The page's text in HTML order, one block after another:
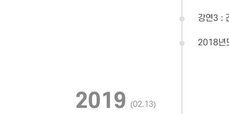
강연3 :
2018년
2019 (02.13)